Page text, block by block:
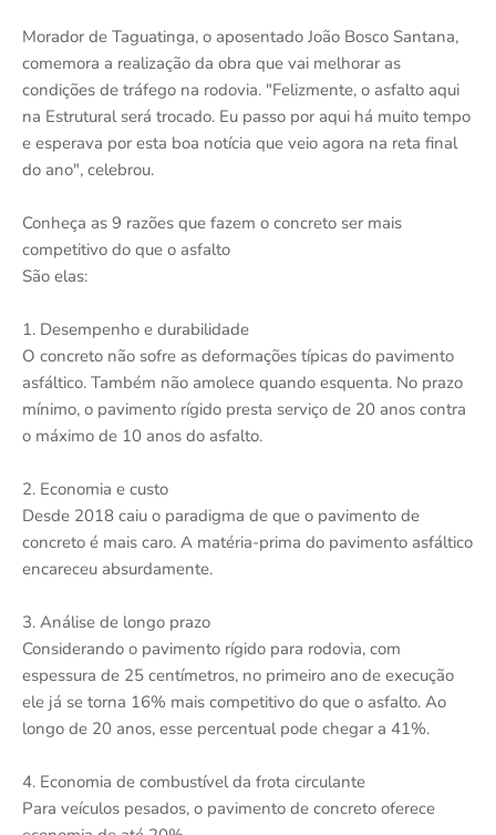
Morador de Taguatinga, o aposentado João Bosco Santana,
comemora a realização da obra que vai melhorar as
condições de tráfego na rodovia. "Felizmente, o asfalto aqui
na Estrutural será trocado. Eu passo por aqui há muito tempo
e esperava por esta boa notícia que veio agora na reta final
do ano", celebrou.
Conheça as 9 razões que fazem o concreto ser mais
competitivo do que o asfalto
São elas:
1. Desempenho e durabilidade
O concreto não sofre as deformações típicas do pavimento
asfáltico. Também não amolece quando esquenta. No prazo
mínimo, o pavimento rígido presta serviço de 20 anos contra
o máximo de 10 anos do asfalto.
2. Economia e custo
Desde 2018 caiu o paradigma de que o pavimento de
concreto é mais caro. A matéria-prima do pavimento asfáltico
encareceu absurdamente.
3. Análise de longo prazo
Considerando o pavimento rígido para rodovia, com
espessura de 25 centímetros, no primeiro ano de execução
ele já se torna 16% mais competitivo do que o asfalto. Ao
longo de 20 anos, esse percentual pode chegar a 41%.
4. Economia de combustível da frota circulante
Para veículos pesados, o pavimento de concreto oferece